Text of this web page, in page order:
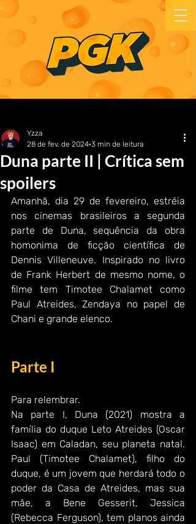
Duna parte II | Crítica sem
spoilers
Yzza
28 de fev. de 2024 3 min de leitura
Amanhã, dia 29 de fevereiro, estréia
nos cinemas brasileiros a segunda
parte de Duna, sequência da obra
homonima de ficção científica de
Dennis Villeneuve. Inspirado no livro
de Frank Herbert de mesmo nome, o
filme tem Timotee Chalamet como
Paul Atreides, Zendaya no papel de
Chani e grande elenco.
Parte I
Para relembrar.
Na parte I, Duna (2021) mostra a
família do duque Leto Atreides (Oscar
Isaac) em Caladan, seu planeta natal.
Paul (Timotee Chalamet), filho do
duque, é um jovem que herdará todo o
poder da Casa de Atreides, mas sua
mãe, a Bene Gesserit, Jessica
(Rebecca Ferguson), tem planos ainda